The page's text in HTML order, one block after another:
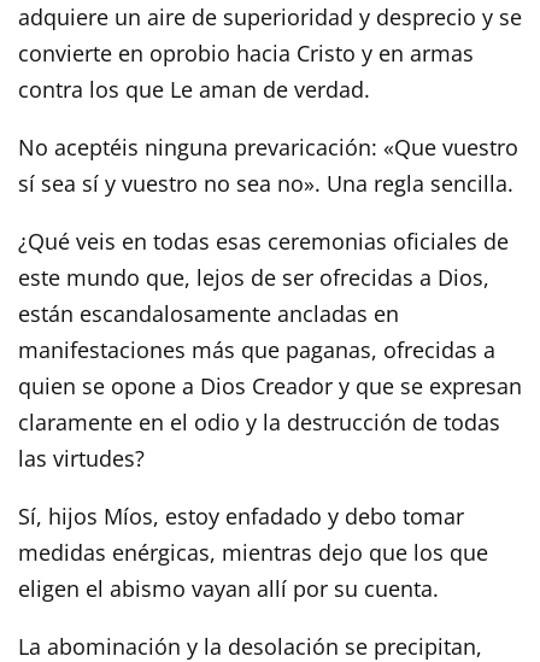
adquiere un aire de superioridad y desprecio y se
convierte en oprobio hacia Cristo y en armas
contra los que Le aman de verdad.
No aceptéis ninguna prevaricación: «Que vuestro
sí sea sí y vuestro no sea no». Una regla sencilla.
¿Qué veis en todas esas ceremonias oficiales de
este mundo que, lejos de ser ofrecidas a Dios,
están escandalosamente ancladas en
manifestaciones más que paganas, ofrecidas a
quien se opone a Dios Creador y que se expresan
claramente en el odio y la destrucción de todas
las virtudes?
Sí, hijos Míos, estoy enfadado y debo tomar
medidas enérgicas, mientras dejo que los que
eligen el abismo vayan allí por su cuenta.
La abominación y la desolación se precipitan,